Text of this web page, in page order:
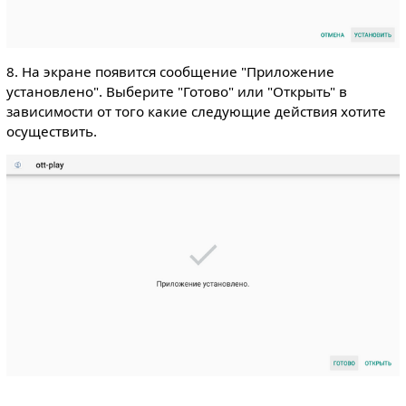
8. На экране появится сообщение "Приложение
установлено". Выберите "Готово" или "Открыть" в
зависимости от того какие следующие действия хотите
осуществить.